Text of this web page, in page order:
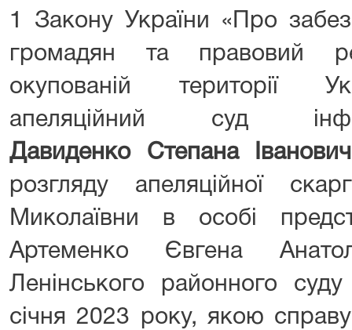
1 Закону України «Про
громадян та правовий
окупованій території
апеляційний суд
Давиденко Степана
розгляду апеляційної
Миколаївни в особі
Артеменко Євгена
Ленінського районного
січня 2023 року, якою